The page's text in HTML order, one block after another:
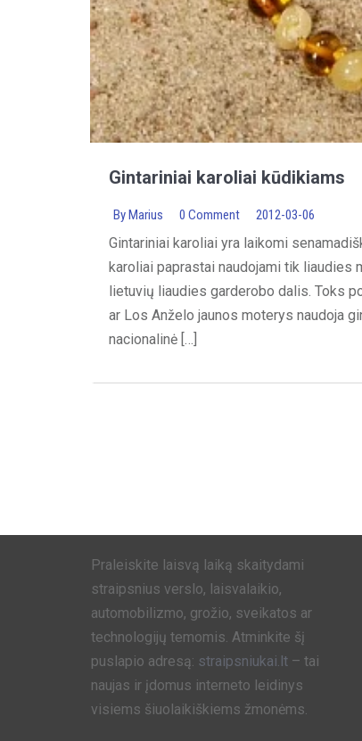
Gintariniai karoliai kūdikiams
ByMarius 0 Comment 2012-03-06
Gintariniai karoliai yra laikomi
karoliai paprastai naudojami tik liaudies
lietuvių liaudies garderobo dalis. Toks
ar Los Anželo jaunos moterys naudoja
nacionalinė […]
Praleiskite laisvą laiką skaitydami
straipsnius verslo, laisvalaikio,
automobilizmo, grožio, sveikatos ar
technologijų temomis. Atminkite šį
puslapio adresą: straipsniukai.lt – tai
naujas ir įdomus interneto leidinys
visiems šiuolaikiškiems žmonėms.